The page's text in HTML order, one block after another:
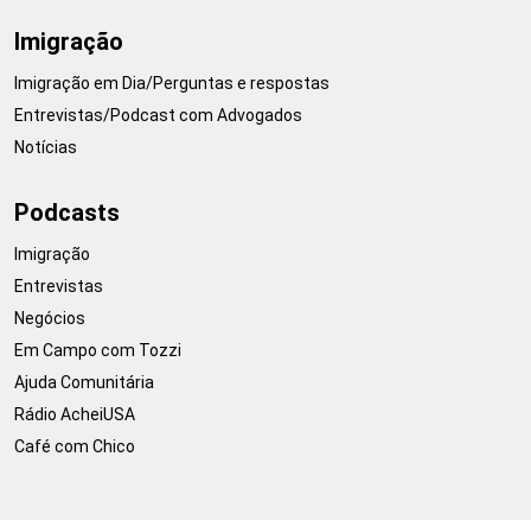
Imigração
Imigração em Dia/Perguntas e respostas
Entrevistas/Podcast com Advogados
Notícias
Podcasts
Imigração
Entrevistas
Negócios
Em Campo com Tozzi
Ajuda Comunitária
Rádio AcheiUSA
Café com Chico